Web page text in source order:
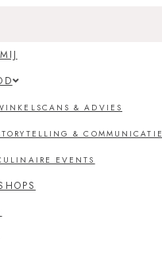
& ADVIES
& COMMUNICATIE
EVENTS